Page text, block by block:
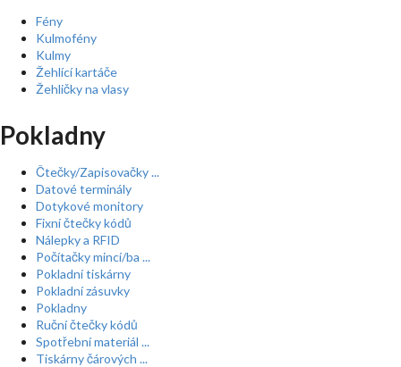
Fény
Kulmofény
Kulmy
Žehlící kartáče
Žehličky na vlasy
Pokladny
Čtečky/Zapisovačky ...
Datové terminály
Dotykové monitory
Fixní čtečky kódů
Nálepky a RFID
Počítačky mincí/ba ...
Pokladní tiskárny
Pokladní zásuvky
Pokladny
Ruční čtečky kódů
Spotřební materiál ...
Tiskárny čárových ...